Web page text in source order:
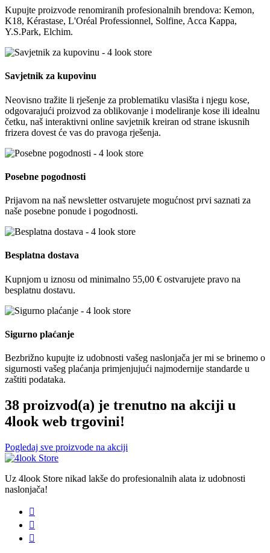
Kupujte proizvode renomiranih profesionalnih brendova: Kemon,
K18, Kérastase, L'Oréal Professionnel, Solfine, Acca Kappa,
Y.S.Park, Elchim.
Savjetnik za kupovinu
Neovisno tražite li rješenje za problematiku vlasišta i njegu kose,
odgovarajući proizvod za oblikovanje i modeliranje kose ili idealnu
četku, naš interaktivni online savjetnik kreiran od strane iskusnih
frizera dovest će vas do pravoga rješenja.
Posebne pogodnosti
Prijavom na naš newsletter ostvarujete mogućnost prvi saznati za
naše posebne ponude i pogodnosti.
Besplatna dostava
Kupnjom u iznosu od minimalno 55,00 € ostvarujete pravo na
besplatnu dostavu.
Sigurno plaćanje
Bezbrižno kupujte iz udobnosti vašeg naslonjača jer mi se brinemo o
sigurnosti vašeg plaćanja primjenjujući najmodernije standarde u
zaštiti podataka.
38 proizvod(a) je trenutno na akciji u
4look web trgovini!
Pogledaj sve proizvode na akciji
Uz 4look Store nikad lakše do profesionalnih alata iz udobnosti
naslonjača!


